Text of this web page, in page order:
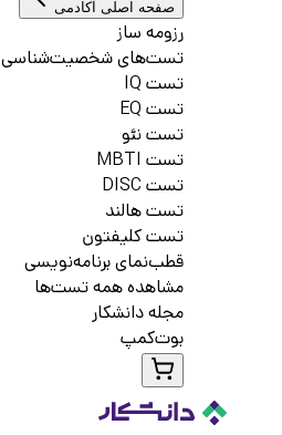
صفحه اصلی آکادمی
رزومه ساز
تست‌های شخصیت‌شناسی
تست IQ
تست EQ
تست نئو
تست MBTI
تست DISC
تست هالند
تست کلیفتون
قطب‌نمای برنامه‌نویسی
مشاهده همه تست‌ها
مجله دانشکار
بوت‌کمپ